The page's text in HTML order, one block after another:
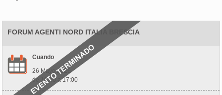
FORUM AGENTI NORD ITALIA BRESCIA
Cuando
26 Mayo 2026
de 10:00 a 17:00